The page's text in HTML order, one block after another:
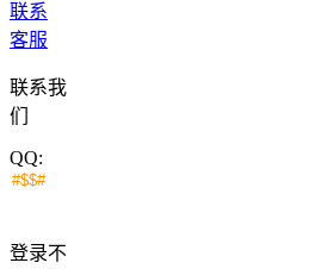
联系
客服
联系我
们
QQ:
登录不